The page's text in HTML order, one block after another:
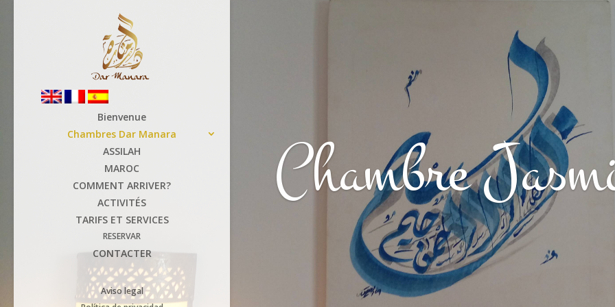
Bienvenue
Chambres Dar Manara
ASSILAH
MAROC
COMMENT ARRIVER?
ACTIVITÉS
TARIFS ET SERVICES
RESERVAR
CONTACTER
Aviso legal
Chambre